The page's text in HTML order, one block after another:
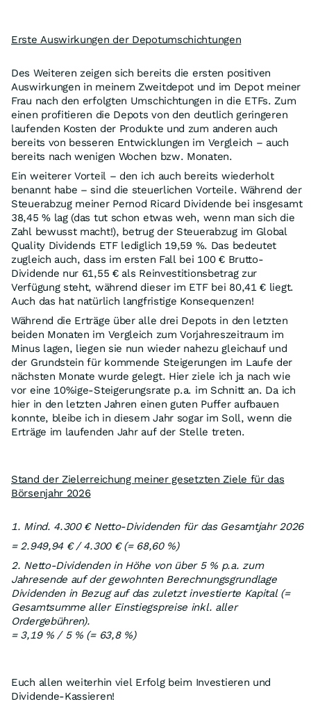
Erste Auswirkungen der Depotumschichtungen
Des Weiteren zeigen sich bereits die ersten positiven
Auswirkungen in meinem Zweitdepot und im Depot meiner
Frau nach den erfolgten Umschichtungen in die ETFs. Zum
einen profitieren die Depots von den deutlich geringeren
laufenden Kosten der Produkte und zum anderen auch
bereits von besseren Entwicklungen im Vergleich – auch
bereits nach wenigen Wochen bzw. Monaten.
Ein weiterer Vorteil – den ich auch bereits wiederholt
benannt habe – sind die steuerlichen Vorteile. Während der
Steuerabzug meiner Pernod Ricard Dividende bei insgesamt
38,45 % lag (das tut schon etwas weh, wenn man sich die
Zahl bewusst macht!), betrug der Steuerabzug im Global
Quality Dividends ETF lediglich 19,59 %. Das bedeutet
zugleich auch, dass im ersten Fall bei 100 € Brutto-
Dividende nur 61,55 € als Reinvestitionsbetrag zur
Verfügung steht, während dieser im ETF bei 80,41 € liegt.
Auch das hat natürlich langfristige Konsequenzen!
Während die Erträge über alle drei Depots in den letzten
beiden Monaten im Vergleich zum Vorjahreszeitraum im
Minus lagen, liegen sie nun wieder nahezu gleichauf und
der Grundstein für kommende Steigerungen im Laufe der
nächsten Monate wurde gelegt. Hier ziele ich ja nach wie
vor eine 10%ige-Steigerungsrate p.a. im Schnitt an. Da ich
hier in den letzten Jahren einen guten Puffer aufbauen
konnte, bleibe ich in diesem Jahr sogar im Soll, wenn die
Erträge im laufenden Jahr auf der Stelle treten.
Stand der Zielerreichung meiner gesetzten Ziele für das
Börsenjahr 2026
1. Mind. 4.300 € Netto-Dividenden für das Gesamtjahr 2026
= 2.949,94 € / 4.300 € (= 68,60 %)
2. Netto-Dividenden in Höhe von über 5 % p.a. zum
Jahresende auf der gewohnten Berechnungsgrundlage
Dividenden in Bezug auf das zuletzt investierte Kapital (=
Gesamtsumme aller Einstiegspreise inkl. aller
Ordergebühren).
= 3,19 % / 5 % (= 63,8 %)
Euch allen weiterhin viel Erfolg beim Investieren und
Dividende-Kassieren!